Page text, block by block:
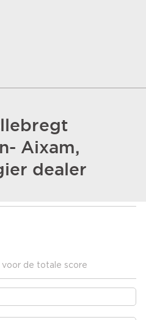
Aixam,
dealer
de totale score